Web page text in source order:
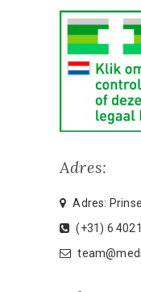
Adres:
Adres:
(+31) 6